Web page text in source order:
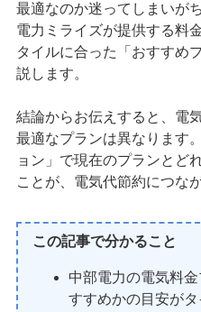
最適なのか迷ってしまいが
電力ミライズが提供する料
タイルに合った「おすすめ
説します。
結論からお伝えすると、電
最適なプランは異なります
ョン」で現在のプランとど
ことが、電気代節約につな
この記事で分かること
中部電力の電気料
すすめかの目安がタ